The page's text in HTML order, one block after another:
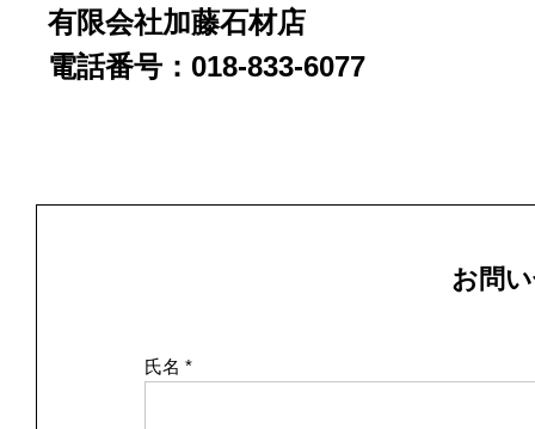
有限会社加藤石材店
電話番号：018-833-6077
お問
氏名